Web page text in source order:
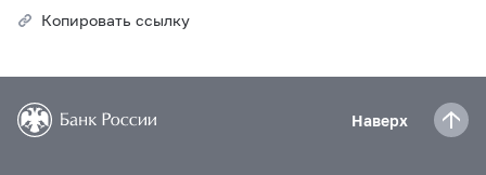
Копировать ссылку
Наверх